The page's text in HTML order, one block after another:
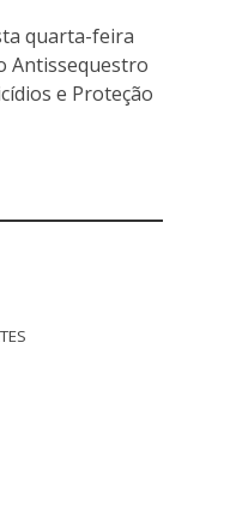
quarta-feira
Antissequestro
e Proteção